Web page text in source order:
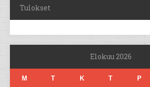
Tulokset
Elokuu 2026
M T K T P